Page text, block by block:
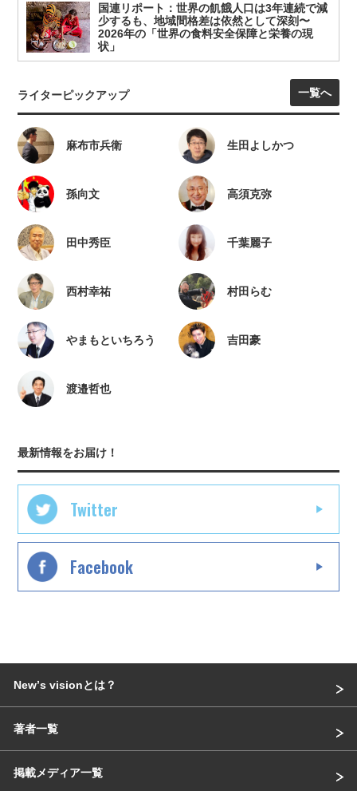
国連リポート：世界の飢餓人口は3年連続で減
少するも、地域間格差は依然として深刻〜
2026年の「世界の食料安全保障と栄養の現
状」
ライターピックアップ 一覧へ
麻布市兵衛 生田よしかつ
孫向文 高須克弥
田中秀臣 千葉麗子
西村幸祐 村田らむ
やまもといちろう 吉田豪
渡邉哲也
最新情報をお届け！
Twitter
Facebook
Newʼs visionとは？
著者一覧
掲載メディア一覧